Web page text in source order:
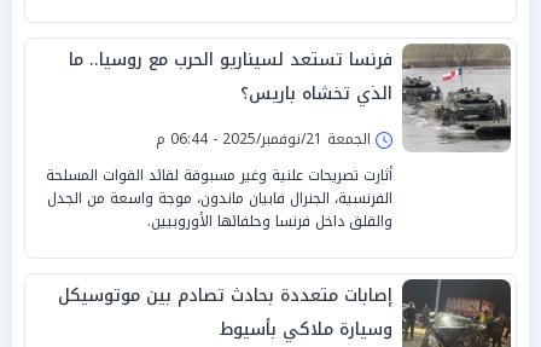
فرنسا تستعد لسيناريو الحرب مع روسيا.. ما
الذي تخشاه باريس؟
الجمعة 21/نوفمبر/2025 - 06:44 م
أثارت تصريحات علنية وغير مسبوقة لقائد القوات المسلحة
الفرنسية، الجنرال فابيان ماندون، موجة واسعة من الجدل
والقلق داخل فرنسا وحلفائها الأوروبيين.
إصابات متعددة بحادث تصادم بين موتوسيكل
وسيارة ملاكي بأسيوط